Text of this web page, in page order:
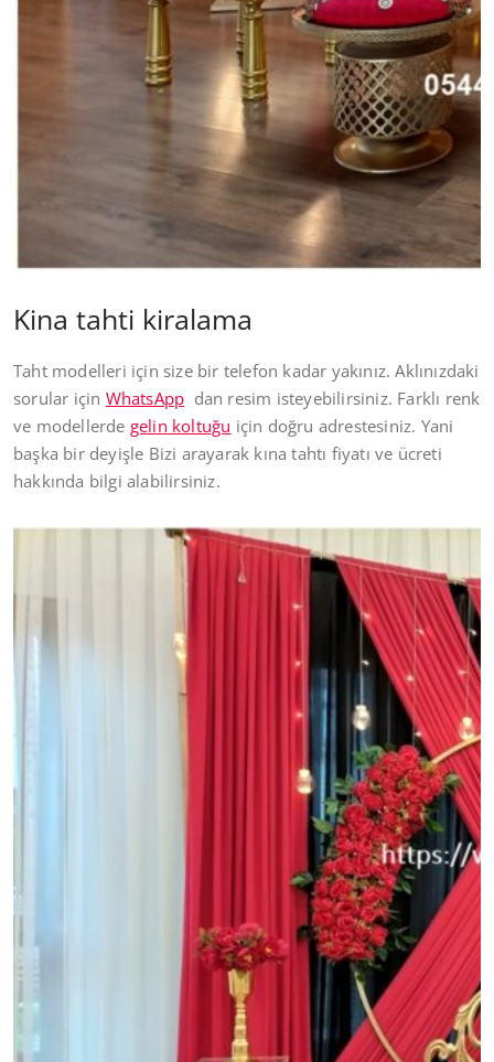
Kina tahti kiralama
Taht modelleri için size bir telefon kadar yakınız. Aklınızdaki
sorular için WhatsApp dan resim isteyebilirsiniz. Farklı renk
ve modellerde gelin koltuğu için doğru adrestesiniz. Yani
başka bir deyişle Bizi arayarak kına tahtı fiyatı ve ücreti
hakkında bilgi alabilirsiniz.